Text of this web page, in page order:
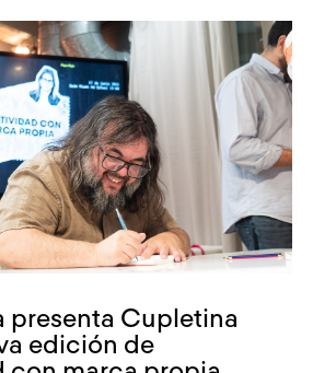
presenta Cupletina
edición de